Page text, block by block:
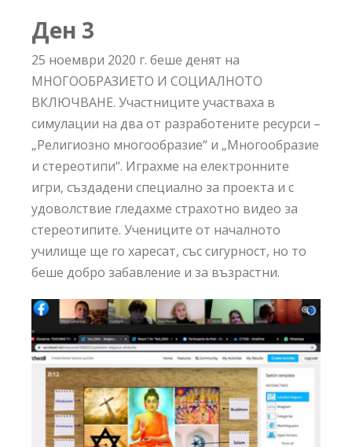
Ден 3
25 ноември 2020 г. беше денят на
МНОГООБРАЗИЕТО И СОЦИАЛНОТО
ВКЛЮЧВАНЕ. Участниците участваха в
симулации на два от разработените ресурси –
„Религиозно многообразие“ и „Многообразие
и стереотипи“. Играхме на електронните
игри, създадени специално за проекта и с
удоволствие гледахме страхотно видео за
стереотипите. Учениците от началното
училище ще го харесат, със сигурност, но то
беше добро забавление и за възрастни.